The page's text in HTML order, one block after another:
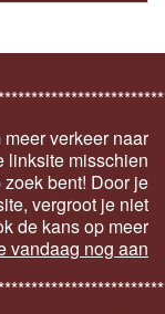
verkeer naar
linksite misschien
bent! Door je
vergroot je niet
de kans op meer
vandaag nog aan